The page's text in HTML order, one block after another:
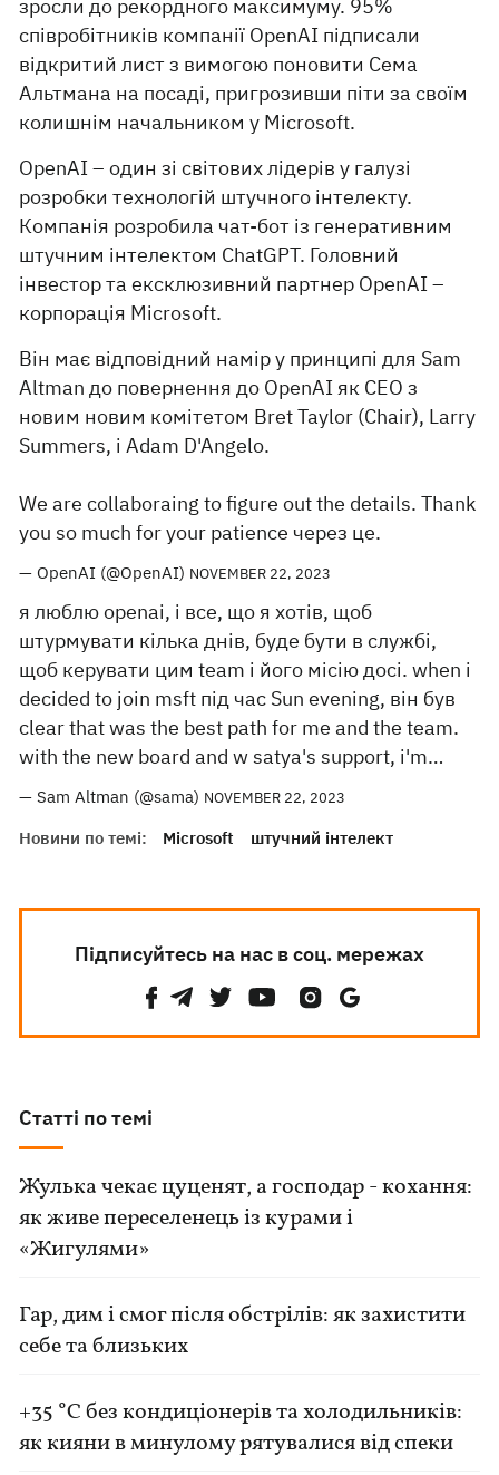
зросли до рекордного максимуму. 95%
співробітників компанії OpenAI підписали
відкритий лист з вимогою поновити Сема
Альтмана на посаді, пригрозивши піти за своїм
колишнім начальником у Microsoft.
OpenAI – один зі світових лідерів у галузі
розробки технологій штучного інтелекту.
Компанія розробила чат-бот із генеративним
штучним інтелектом ChatGPT. Головний
інвестор та ексклюзивний партнер OpenAI –
корпорація Microsoft.
Він має відповідний намір у принципі для Sam
Altman до повернення до OpenAI як CEO з
новим новим комітетом Bret Taylor (Chair), Larry
Summers, і Adam D'Angelo.
We are collaboraing to figure out the details. Thank
you so much for your patience через це.
— OpenAI (@OpenAI) NOVEMBER 22, 2023
я люблю openai, і все, що я хотів, щоб
штурмувати кілька днів, буде бути в службі,
щоб керувати цим team і його місію досі. when i
decided to join msft під час Sun evening, він був
clear that was the best path for me and the team.
with the new board and w satya's support, i'm…
— Sam Altman (@sama) NOVEMBER 22, 2023
Новини по темі: Microsoft штучний інтелект
Підписуйтесь на нас в соц. мережах
Статті по темі
Жулька чекає цуценят, а господар - кохання:
як живе переселенець із курами і
«Жигулями»
Гар, дим і смог після обстрілів: як захистити
себе та близьких
+35 °C без кондиціонерів та холодильників:
як кияни в минулому рятувалися від спеки